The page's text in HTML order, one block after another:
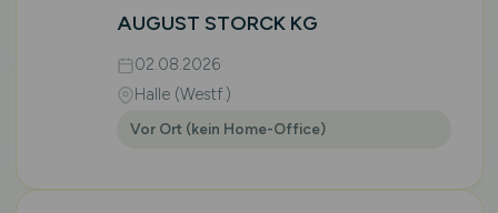
AUGUST STORCK KG
02.08.2026
Halle (Westf.)
Vor Ort (kein Home-Office)